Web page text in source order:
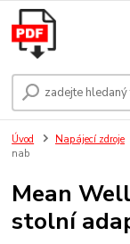
Úvod Napájecí zdroje
nab
Mean
stolní